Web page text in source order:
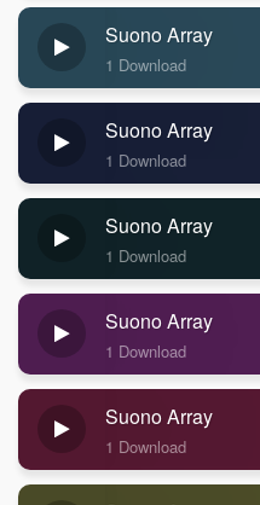
Suono Array
1 Download
Suono Array
1 Download
Suono Array
1 Download
Suono Array
1 Download
Suono Array
1 Download